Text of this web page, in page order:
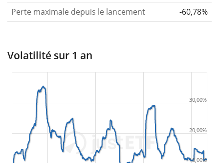
Perte maximale depuis le lancement
-60,78%
Volatilité sur 1 an
10,00%
20,00%
30,00%